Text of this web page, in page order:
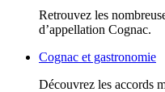
Retrouvez les
d’appellation Cognac.
Cognac et gastronomie
Découvrez les accords